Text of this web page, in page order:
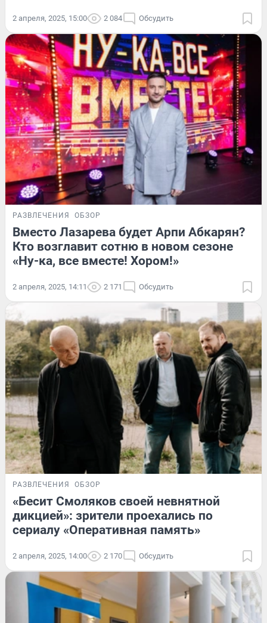
2 апреля, 2025, 15:00 2 084 Обсудить
РАЗВЛЕЧЕНИЯ ОБЗОР
Вместо Лазарева будет Арпи Абкарян?
Кто возглавит сотню в новом сезоне
«Ну-ка, все вместе! Хором!»
2 апреля, 2025, 14:11 2 171 Обсудить
РАЗВЛЕЧЕНИЯ ОБЗОР
«Бесит Смоляков своей невнятной
дикцией»: зрители проехались по
сериалу «Оперативная память»
2 апреля, 2025, 14:00 2 170 Обсудить